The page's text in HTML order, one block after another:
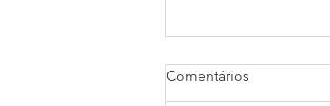
Comentários